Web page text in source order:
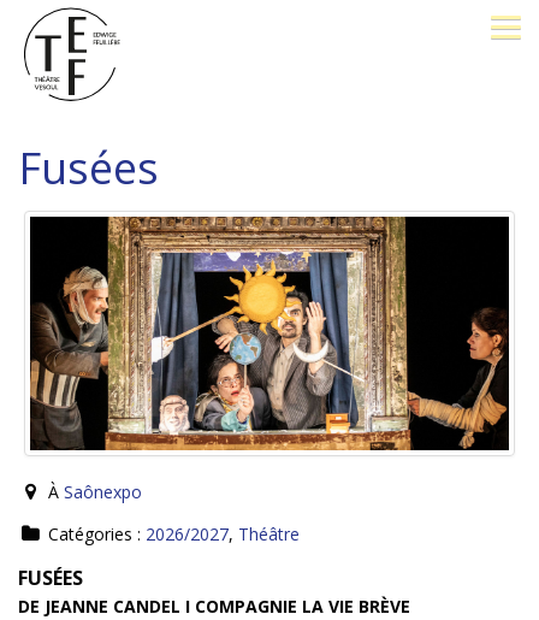
OPÉRA PROMENADE
FESTIVAL J. BREL
PÔLE D'EXCELLENCE
AVEC VOUS
INFOS
Fusées
À Saônexpo
Catégories : 2026/2027, Théâtre
FUSÉES
DE JEANNE CANDEL I COMPAGNIE LA VIE BRÈVE